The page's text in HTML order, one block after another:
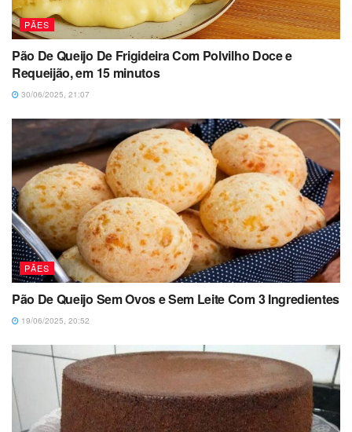
PÃES
Pão De Queijo De Frigideira Com Polvilho Doce e
Requeijão, em 15 minutos
30/06/2025, 21:07
PÃES
Pão De Queijo Sem Ovos e Sem Leite Com 3 Ingredientes
19/06/2025, 20:52